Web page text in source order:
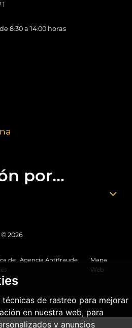
de rastreo para mejorar
en nuestra web, para
y anuncios
8:30 a 14:00 horas
por...
© 2026
de Agencia Antifraude
Mapa
Web